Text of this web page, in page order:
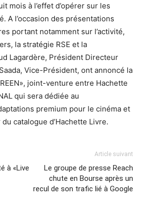
mois à l’effet d’opérer sur les
A l’occasion des présentations
portant notamment sur l’activité,
la stratégie RSE et la
Lagardère, Président Directeur
Vice-Président, ont annoncé la
joint-venture entre Hachette
qui sera dédiée au
premium pour le cinéma et
catalogue d’Hachette Livre.
à «Live
Article suivant
Le groupe de presse Reach
chute en Bourse après un
recul de son trafic lié à Google